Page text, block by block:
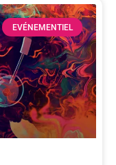
EVÉNEMENTIEL